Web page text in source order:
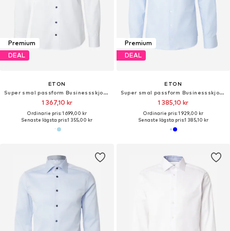
Premium
DEAL
ETON
Super smal passform Businessskjorta
1 367,10 kr
Ordinarie pris: 1 699,00 kr
Senaste lägsta pris:1 355,00 kr
Premium
DEAL
ETON
Super smal passform Businessskjorta 'Houndstooth'
1 385,10 kr
Ordinarie pris: 1 929,00 kr
Senaste lägsta pris:1 385,10 kr